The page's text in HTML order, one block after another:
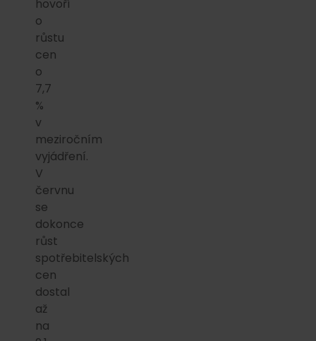
hovoří
o
růstu
cen
o
7,7
%
v
meziročním
vyjádření.
V
červnu
se
dokonce
růst
spotřebitelských
cen
dostal
až
na